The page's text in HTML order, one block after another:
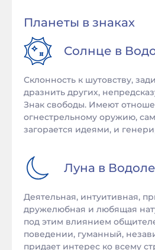
Планеты в знаках
Солнце в
Склонность к шутовству,
дразнить других,
Знак свободы. Имеют
огнестрельному оружию,
загорается идеями, и
Луна в
Деятельная, интуитивная,
дружелюбная и любящая
под этим влиянием
поведении, гуманный,
придает интерес ко всему